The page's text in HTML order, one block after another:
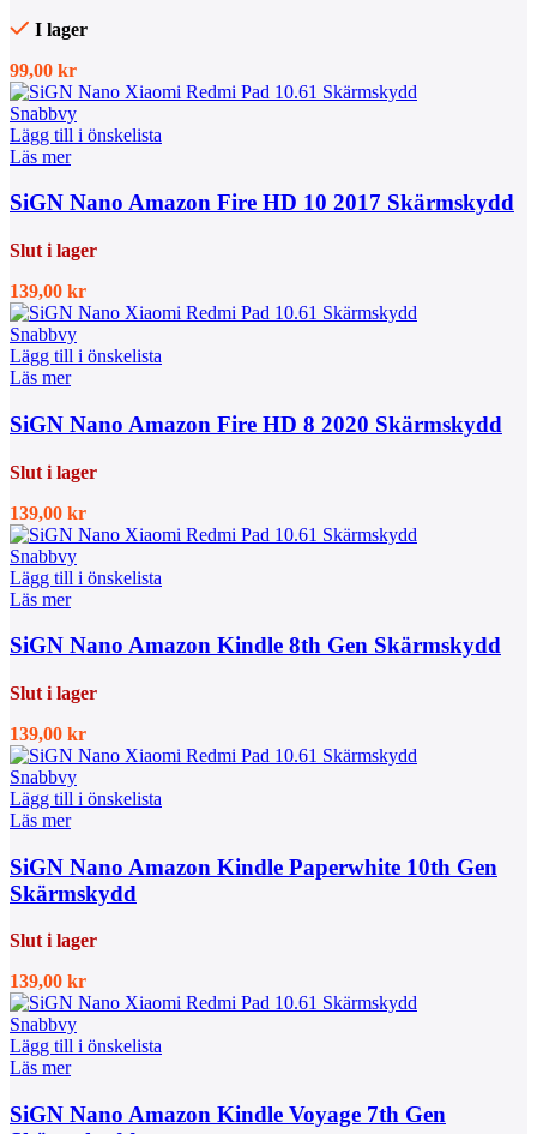
I lager
99,00 kr
Snabbvy
Lägg till i önskelista
Läs mer
SiGN Nano Amazon Fire HD 10 2017 Skärmskydd
Slut i lager
139,00 kr
Snabbvy
Lägg till i önskelista
Läs mer
SiGN Nano Amazon Fire HD 8 2020 Skärmskydd
Slut i lager
139,00 kr
Snabbvy
Lägg till i önskelista
Läs mer
SiGN Nano Amazon Kindle 8th Gen Skärmskydd
Slut i lager
139,00 kr
Snabbvy
Lägg till i önskelista
Läs mer
SiGN Nano Amazon Kindle Paperwhite 10th Gen
Skärmskydd
Slut i lager
139,00 kr
Snabbvy
Lägg till i önskelista
Läs mer
SiGN Nano Amazon Kindle Voyage 7th Gen